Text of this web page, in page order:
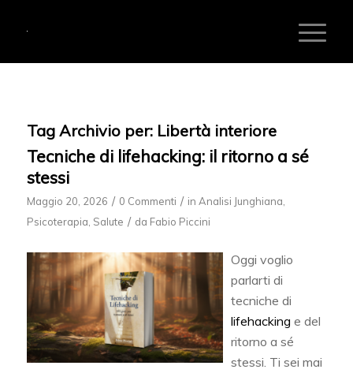
Tag Archivio per: Libertà interiore
Tecniche di lifehacking: il ritorno a sé
stessi
Maggio 20, 2026 / 0 Commenti / in Analisi Junghiana
Psicoterapia Salute / da Fabio Piccini
Oggi voglio
parlarti di
tecniche di
lifehacking e del
ritorno a sé
stessi. Ti sei mai